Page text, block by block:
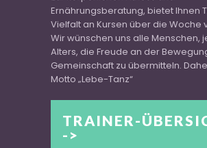
Ernährungsberatung, bietet Ihnen
Vielfalt an Kursen über die Woche
Wir wünschen uns alle Menschen,
Alters, die Freude an der
Gemeinschaft zu übermitteln.
Motto „Lebe-Tanz“
TRAINER-
->